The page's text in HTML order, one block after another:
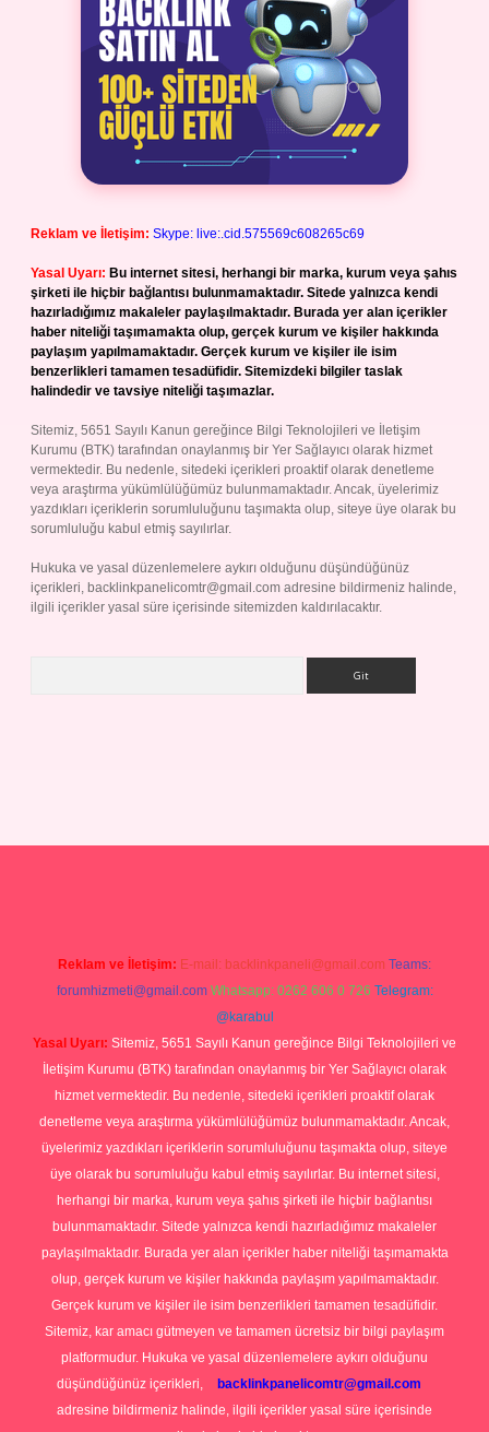
Reklam ve İletişim: Skype: live:.cid.575569c608265c69
Yasal Uyarı: Bu internet sitesi, herhangi bir marka, kurum veya şahıs
şirketi ile hiçbir bağlantısı bulunmamaktadır. Sitede yalnızca kendi
hazırladığımız makaleler paylaşılmaktadır. Burada yer alan içerikler
haber niteliği taşımamakta olup, gerçek kurum ve kişiler hakkında
paylaşım yapılmamaktadır. Gerçek kurum ve kişiler ile isim
benzerlikleri tamamen tesadüfidir. Sitemizdeki bilgiler taslak
halindedir ve tavsiye niteliği taşımazlar.
Sitemiz, 5651 Sayılı Kanun gereğince Bilgi Teknolojileri ve İletişim
Kurumu (BTK) tarafından onaylanmış bir Yer Sağlayıcı olarak hizmet
vermektedir. Bu nedenle, sitedeki içerikleri proaktif olarak denetleme
veya araştırma yükümlülüğümüz bulunmamaktadır. Ancak, üyelerimiz
yazdıkları içeriklerin sorumluluğunu taşımakta olup, siteye üye olarak bu
sorumluluğu kabul etmiş sayılırlar.
Hukuka ve yasal düzenlemelere aykırı olduğunu düşündüğünüz
içerikleri, backlinkpanelicomtr@gmail.com adresine bildirmeniz halinde,
ilgili içerikler yasal süre içerisinde sitemizden kaldırılacaktır.
Reklam ve İletişim: E-mail: backlinkpaneli@gmail.com Teams:
forumhizmeti@gmail.com Whatsapp: 0262 606 0 726 Telegram:
@karabul
Yasal Uyarı: Sitemiz, 5651 Sayılı Kanun gereğince Bilgi Teknolojileri ve
İletişim Kurumu (BTK) tarafından onaylanmış bir Yer Sağlayıcı olarak
hizmet vermektedir. Bu nedenle, sitedeki içerikleri proaktif olarak
denetleme veya araştırma yükümlülüğümüz bulunmamaktadır. Ancak,
üyelerimiz yazdıkları içeriklerin sorumluluğunu taşımakta olup, siteye
üye olarak bu sorumluluğu kabul etmiş sayılırlar. Bu internet sitesi,
herhangi bir marka, kurum veya şahıs şirketi ile hiçbir bağlantısı
bulunmamaktadır. Sitede yalnızca kendi hazırladığımız makaleler
paylaşılmaktadır. Burada yer alan içerikler haber niteliği taşımamakta
olup, gerçek kurum ve kişiler hakkında paylaşım yapılmamaktadır.
Gerçek kurum ve kişiler ile isim benzerlikleri tamamen tesadüfidir.
Sitemiz, kar amacı gütmeyen ve tamamen ücretsiz bir bilgi paylaşım
platformudur. Hukuka ve yasal düzenlemelere aykırı olduğunu
düşündüğünüz içerikleri,
backlinkpanelicomtr@gmail.com
adresine bildirmeniz halinde, ilgili içerikler yasal süre içerisinde